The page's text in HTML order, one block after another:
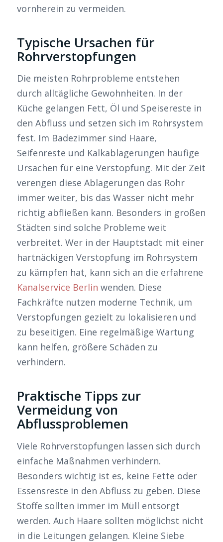
vornherein zu vermeiden.
Typische Ursachen für
Rohrverstopfungen
Die meisten Rohrprobleme entstehen
durch alltägliche Gewohnheiten. In der
Küche gelangen Fett, Öl und Speisereste in
den Abfluss und setzen sich im Rohrsystem
fest. Im Badezimmer sind Haare,
Seifenreste und Kalkablagerungen häufige
Ursachen für eine Verstopfung. Mit der Zeit
verengen diese Ablagerungen das Rohr
immer weiter, bis das Wasser nicht mehr
richtig abfließen kann. Besonders in großen
Städten sind solche Probleme weit
verbreitet. Wer in der Hauptstadt mit einer
hartnäckigen Verstopfung im Rohrsystem
zu kämpfen hat, kann sich an die erfahrene
Kanalservice Berlin wenden. Diese
Fachkräfte nutzen moderne Technik, um
Verstopfungen gezielt zu lokalisieren und
zu beseitigen. Eine regelmäßige Wartung
kann helfen, größere Schäden zu
verhindern.
Praktische Tipps zur
Vermeidung von
Abflussproblemen
Viele Rohrverstopfungen lassen sich durch
einfache Maßnahmen verhindern.
Besonders wichtig ist es, keine Fette oder
Essensreste in den Abfluss zu geben. Diese
Stoffe sollten immer im Müll entsorgt
werden. Auch Haare sollten möglichst nicht
in die Leitungen gelangen. Kleine Siebe